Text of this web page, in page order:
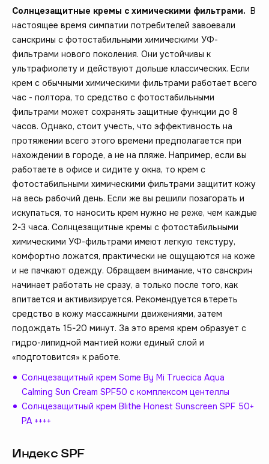
Солнцезащитные кремы с химическими фильтрами. В
настоящее время симпатии потребителей завоевали
санскрины с фотостабильными химическими УФ-
фильтрами нового поколения. Они устойчивы к
ультрафиолету и действуют дольше классических. Если
крем с обычными химическими фильтрами работает всего
час - полтора, то средство с фотостабильными
фильтрами может сохранять защитные функции до 8
часов. Однако, стоит учесть, что эффективность на
протяжении всего этого времени предполагается при
нахождении в городе, а не на пляже. Например, если вы
работаете в офисе и сидите у окна, то крем с
фотостабильными химическими фильтрами защитит кожу
на весь рабочий день. Если же вы решили позагорать и
искупаться, то наносить крем нужно не реже, чем каждые
2-3 часа. Солнцезащитные кремы с фотостабильными
химическими УФ-фильтрами имеют легкую текстуру,
комфортно ложатся, практически не ощущаются на коже
и не пачкают одежду. Обращаем внимание, что санскрин
начинает работать не сразу, а только после того, как
впитается и активизируется. Рекомендуется втереть
средство в кожу массажными движениями, затем
подождать 15-20 минут. За это время крем образует с
гидро-липидной мантией кожи единый слой и
«подготовится» к работе.
Солнцезащитный крем Some By Mi Truecica Aqua
Calming Sun Cream SPF50 с комплексом центеллы
Солнцезащитный крем Blithe Honest Sunscreen SPF 50+
PA ++++
Индекс SPF